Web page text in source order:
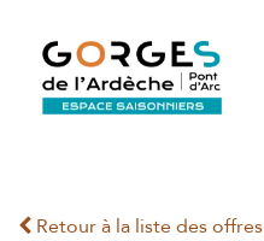
Retour à la liste des offres